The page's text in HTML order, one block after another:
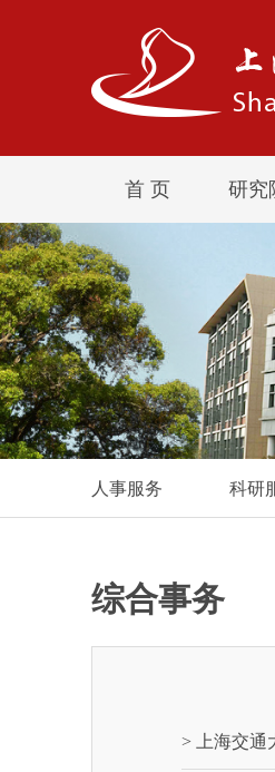
首 页 研究
人事服务 科研
综合事务
> 上海交通